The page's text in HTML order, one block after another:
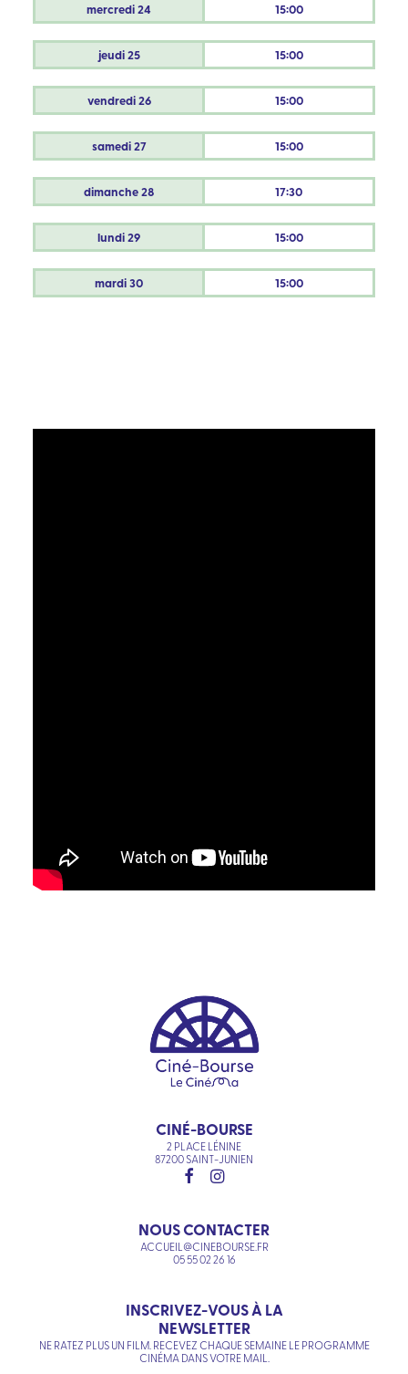
mercredi24 15:00
jeudi25 15:00
vendredi26 15:00
samedi27 15:00
dimanche28 17:30
lundi29 15:00
mardi30 15:00
CINÉ-BOURSE
2 PLACE LÉNINE
87200 SAINT-JUNIEN
NOUS CONTACTER
ACCUEIL@CINEBOURSE.FR
05 55 02 26 16
INSCRIVEZ-VOUS À LA
NEWSLETTER
NE RATEZ PLUS UN FILM. RECEVEZ CHAQUE SEMAINE LE PROGRAMME
CINÉMA DANS VOTRE MAIL.